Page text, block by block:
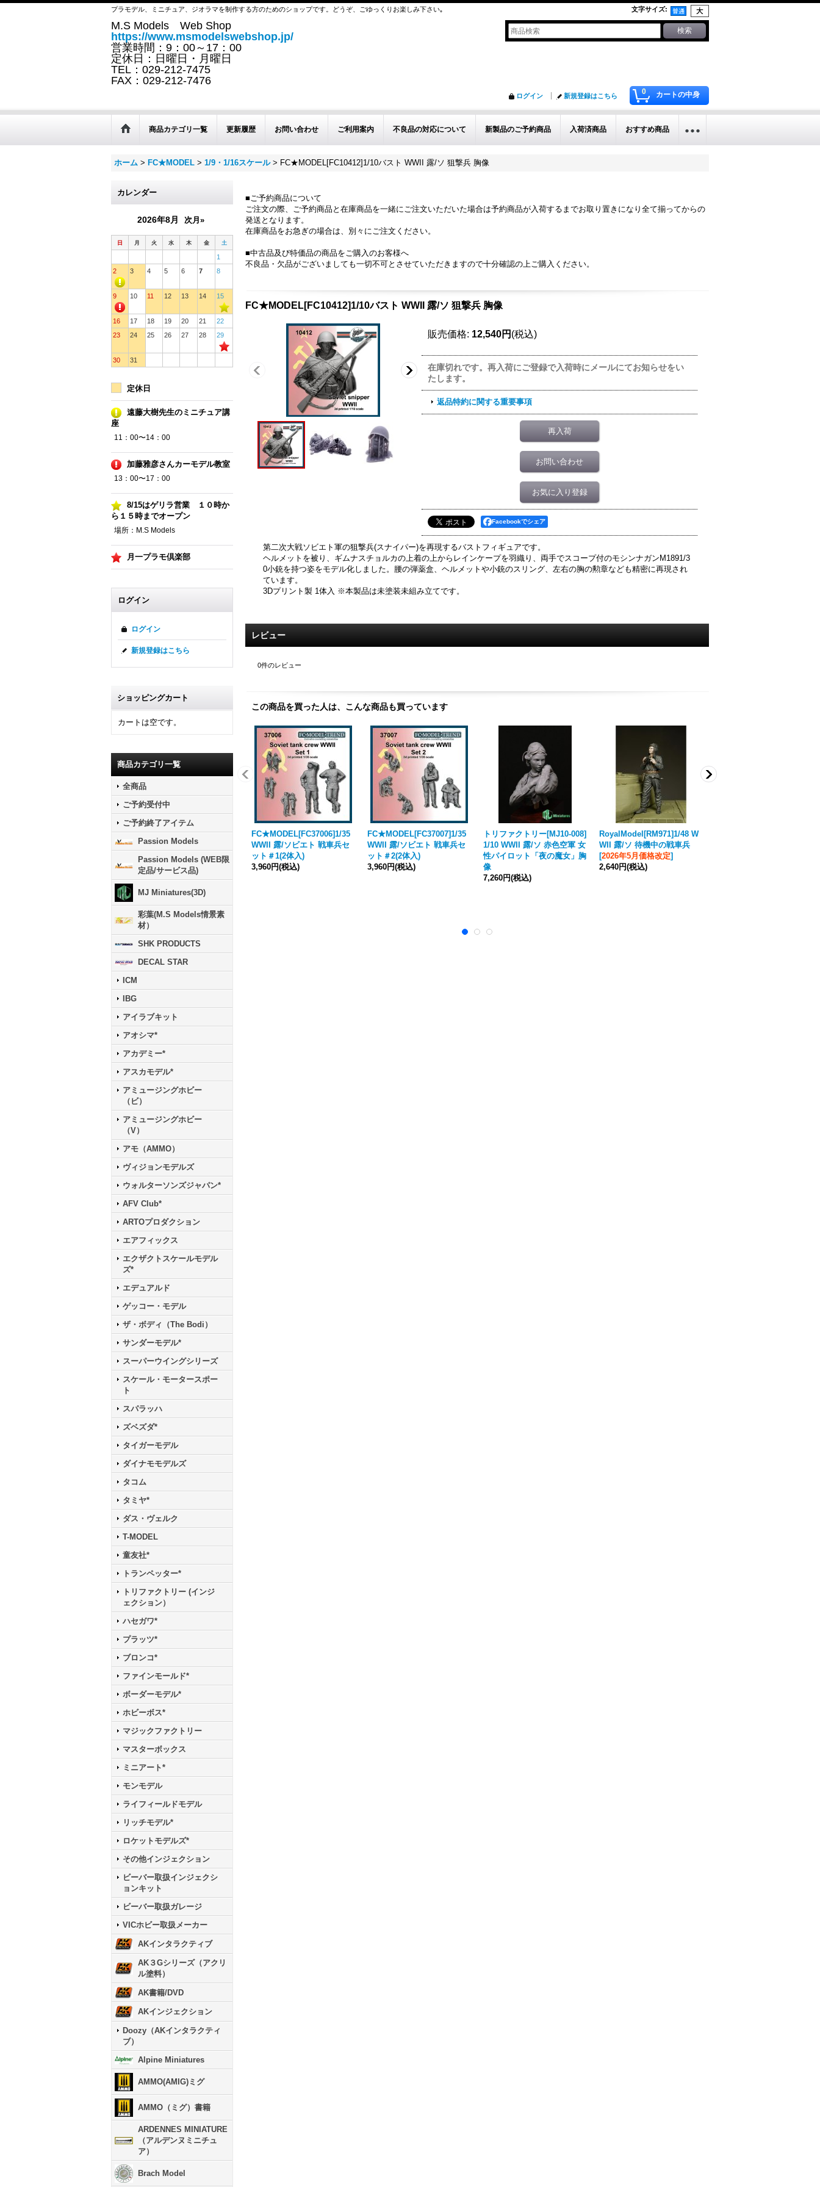
プラモデル、ミニチュア、ジオラマを制作する方のためのショップです。どうぞ、ごゆっくりお楽しみ下さい｡ 文字サイズ:
M.S Models Web Shop
https://www.msmodelswebshop.jp/
営業時間：9：00～17：00
定休日：日曜日・月曜日
TEL：029-212-7475
FAX：029-212-7476
0 カートの中身
ログイン 新規登録はこちら
商品カテゴリ一覧 更新履歴 お問い合わせ ご利用案内 不良品の対応について 新製品のご予約商品 入荷済商品 おすすめ商品
ホーム > FC★MODEL > 1/9・1/16スケール > FC★MODEL[FC10412]1/10バスト WWII 露/ソ 狙撃兵 胸像
カレンダー
2026年8月 次月»
日 月 火 水 木 金 土
1
2
3 4 5 6 7 8
9 10 11 12 13 14 15
16 17 18 19 20 21
22
23
24 25 26 27 28 29
30 31
定休日
遠藤大樹先生のミニチュア講
座
11：00〜14：00
加藤雅彦さんカーモデル教室
13：00〜17：00
8/15はゲリラ営業 １０時か
ら１５時までオープン
場所：M.S Models
月一プラモ倶楽部
ログイン
ログイン
新規登録はこちら
ショッピングカート
カートは空です。
商品カテゴリ一覧
全商品
ご予約受付中
ご予約終了アイテム
Passion Models
Passion Models (WEB限
定品/サービス品)
MJ Miniatures(3D)
彩葉(M.S Models情景素
材）
SHK PRODUCTS
DECAL STAR
ICM
IBG
アイラブキット
アオシマ*
アカデミー*
アスカモデル*
アミュージングホビー
（ビ）
アミュージングホビー
（V）
アモ（AMMO）
ヴィジョンモデルズ
ウォルターソンズジャパン*
AFV Club*
ARTOプロダクション
エアフィックス
エクザクトスケールモデル
ズ*
エデュアルド
ゲッコー・モデル
ザ・ボディ（The Bodi）
サンダーモデル*
スーパーウイングシリーズ
スケール・モータースポー
ト
スパラッハ
ズベズダ*
タイガーモデル
ダイナモモデルズ
タコム
タミヤ*
ダス・ヴェルク
T-MODEL
童友社*
トランペッター*
トリファクトリー (インジ
ェクション）
ハセガワ*
プラッツ*
ブロンコ*
ファインモールド*
ボーダーモデル*
ホビーボス*
マジックファクトリー
マスターボックス
ミニアート*
モンモデル
ライフィールドモデル
リッチモデル*
ロケットモデルズ*
その他インジェクション
ビーバー取扱インジェクシ
ョンキット
ビーバー取扱ガレージ
VICホビー取扱メーカー
AKインタラクティブ
AK３Gシリーズ（アクリ
ル塗料）
AK書籍/DVD
AKインジェクション
Doozy（AKインタラクティ
ブ）
Alpine Miniatures
AMMO(AMIG)ミグ
AMMO（ミグ）書籍
ARDENNES MINIATURE
（アルデンヌミニチュ
ア）
Brach Model
■ご予約商品について
ご注文の際、ご予約商品と在庫商品を一緒にご注文いただいた場合は予約商品が入荷するまでお取り置きになり全て揃ってからの
発送となります。
在庫商品をお急ぎの場合は、別々にご注文ください。
■中古品及び特価品の商品をご購入のお客様へ
不良品・欠品がございましても一切不可とさせていただきますので十分確認の上ご購入ください。
FC★MODEL[FC10412]1/10バスト WWII 露/ソ 狙撃兵 胸像
販売価格: 12,540円 (税込)
在庫切れです。再入荷にご登録で入荷時にメールにてお知らせをい
たします。
返品特約に関する重要事項
再入荷
お問い合わせ
お気に入り登録
Facebookでシェア
第二次大戦ソビエト軍の狙撃兵(スナイパー)を再現するバストフィギュアです。
ヘルメットを被り、ギムナスチョルカの上着の上からレインケープを羽織り、両手でスコープ付のモシンナガンM1891/3
0小銃を持つ姿をモデル化しました。腰の弾薬盒、ヘルメットや小銃のスリング、左右の胸の勲章なども精密に再現され
ています。
3Dプリント製 1体入 ※本製品は未塗装未組み立てです。
レビュー
0件のレビュー
この商品を買った人は、こんな商品も買っています
FC★MODEL[FC37006]1/35
WWII 露/ソビエト 戦車兵セ
ット＃1(2体入)
3,960円(税込)
FC★MODEL[FC37007]1/35
WWII 露/ソビエト 戦車兵セ
ット＃2(2体入)
3,960円(税込)
トリファクトリー[MJ10-008]
1/10 WWII 露/ソ 赤色空軍 女
性パイロット「夜の魔女」胸
像
7,260円(税込)
RoyalModel[RM971]1/48 W
WII 露/ソ 待機中の戦車兵
[2026年5月価格改定]
2,640円(税込)